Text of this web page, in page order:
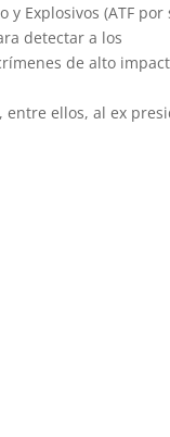
y Explosivos (ATF por
detectar a los
de alto
entre ellos, al ex